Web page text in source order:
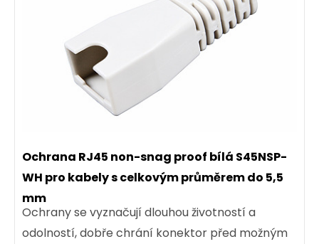
Ochrana RJ45 non-snag proof bílá S45NSP-
WH pro kabely s celkovým průměrem do 5,5
mm
Ochrany se vyznačují dlouhou životností a
odolností, dobře chrání konektor před možným